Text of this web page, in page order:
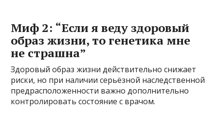
Миф 2: “Если я веду здоровый
образ жизни, то генетика мне
не страшна”
Здоровый образ жизни действительно снижает
риски, но при наличии серьёзной наследственной
предрасположенности важно дополнительно
контролировать состояние с врачом.